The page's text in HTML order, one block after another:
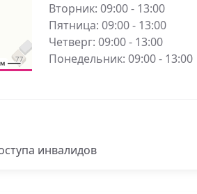
Вторник: 09:00 - 13:00
Пятница: 09:00 - 13:00
Четверг: 09:00 - 13:00
Понедельник: 09:00 - 13:00
инвалидов